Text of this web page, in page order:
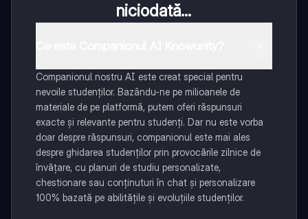
niciodată...
Companionul nostru AI este creat special pentru
nevoile studenților. Bazându-ne pe milioanele de
materiale de pe platformă, putem oferi răspunsuri
exacte și relevante pentru studenți. Dar nu este vorba
doar despre răspunsuri, companionul este mai ales
despre ghidarea studenților prin provocările zilnice de
învățare, cu planuri de studiu personalizate,
chestionare sau conținuturi în chat și personalizare
100% bazată pe abilitățile și evoluțiile studenților.